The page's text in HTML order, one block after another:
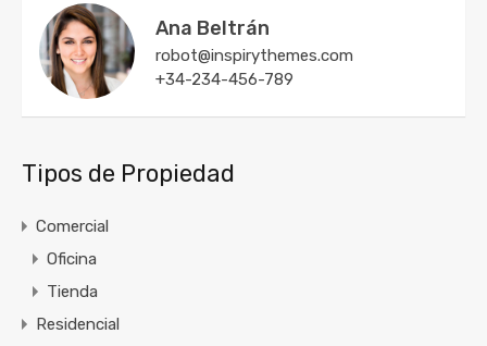
Ana Beltrán
robot@inspirythemes.com
+34-234-456-789
Tipos de Propiedad
Comercial
Oficina
Tienda
Residencial